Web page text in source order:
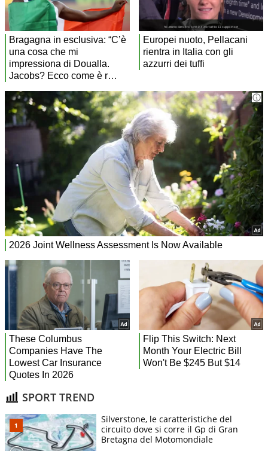
SPORT TREND
Silverstone, le caratteristiche del
circuito dove si corre il Gp di Gran
Bretagna del Motomondiale